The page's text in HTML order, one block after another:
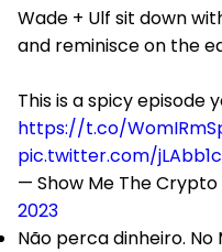
Wade + Ulf sit down
and reminisce on the
This is a spicy episode
https://t.co/
pic.twitter.com/
— Show Me The
2023
Não perca dinheiro.